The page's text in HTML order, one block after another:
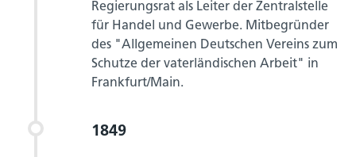
Regierungsrat als Leiter der Zentralstelle
für Handel und Gewerbe. Mitbegründer
des "Allgemeinen Deutschen Vereins zum
Schutze der vaterländischen Arbeit" in
Frankfurt/Main.
1849